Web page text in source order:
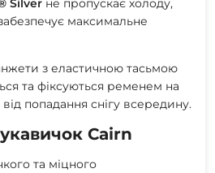
Silver не пропускає холоду,
максимальне
з еластичною тасьмою
та фіксуються ременем на
попадання снігу всередину.
Cairn
та міцного